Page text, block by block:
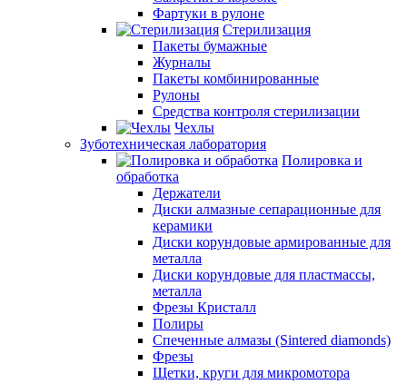
Фартуки в рулоне
Стерилизация
Пакеты бумажные
Журналы
Пакеты комбинированные
Рулоны
Средства контроля стерилизации
Чехлы
Зуботехническая лаборатория
Полировка и
обработка
Держатели
Диски алмазные сепарационные для
керамики
Диски корундовые армированные для
металла
Диски корундовые для пластмассы,
металла
Фрезы Кристалл
Полиры
Спеченные алмазы (Sintered diamonds)
Фрезы
Щетки, круги для микромотора